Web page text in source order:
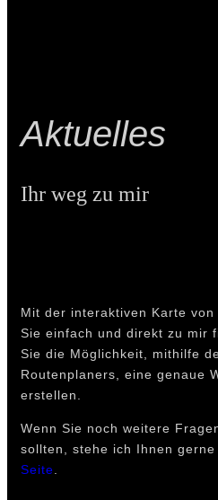
Aktuelles
Ihr weg zu mir
Mit der interaktiven Karte von
Sie einfach und direkt zu mir
Sie die Möglichkeit, mithilfe
Routenplaners, eine genaue
erstellen.
Wenn Sie noch weitere
sollten, stehe ich Ihnen gerne
Seite